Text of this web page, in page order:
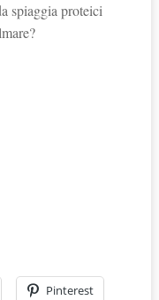
spiaggia proteici
Pinterest